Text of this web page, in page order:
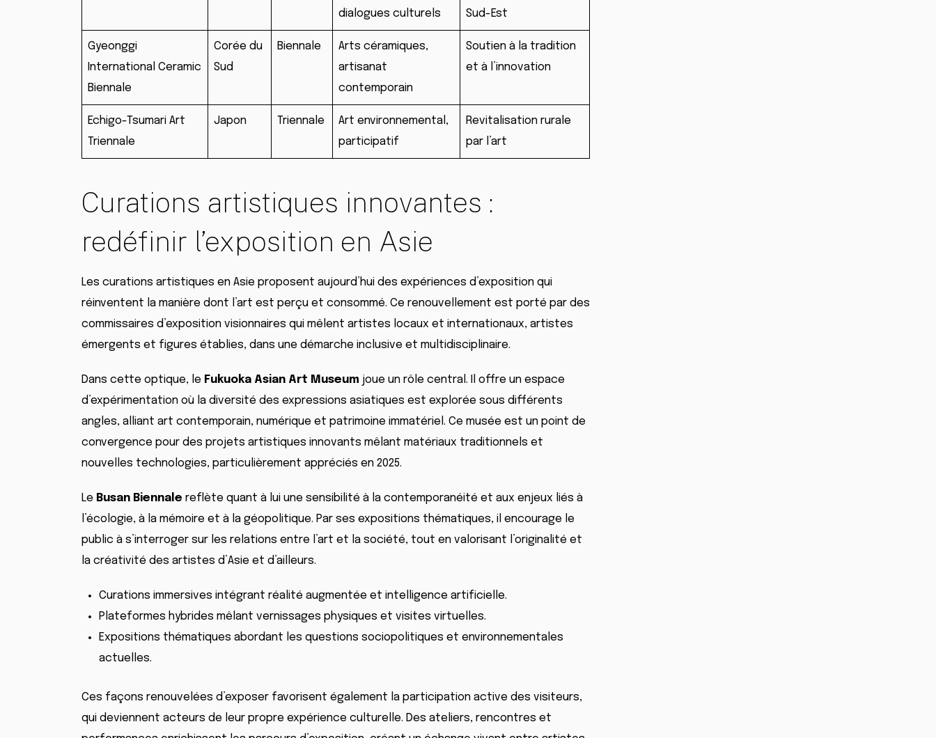
dialogues culturels
Sud-Est
Gyeonggi
International Ceramic
Biennale
Corée du
Sud
Biennale
Arts céramiques,
artisanat
contemporain
Soutien à la tradition
et à l’innovation
Echigo-Tsumari Art
Triennale
Japon Triennale
Art environnemental,
participatif
Revitalisation rurale
par l’art
Curations artistiques innovantes :
redéfinir l’exposition en Asie
Les curations artistiques en Asie proposent aujourd’hui des expériences d’exposition qui
réinventent la manière dont l’art est perçu et consommé. Ce renouvellement est porté par des
commissaires d’exposition visionnaires qui mêlent artistes locaux et internationaux, artistes
émergents et figures établies, dans une démarche inclusive et multidisciplinaire.
Dans cette optique, le Fukuoka Asian Art Museum joue un rôle central. Il offre un espace
d’expérimentation où la diversité des expressions asiatiques est explorée sous différents
angles, alliant art contemporain, numérique et patrimoine immatériel. Ce musée est un point de
convergence pour des projets artistiques innovants mêlant matériaux traditionnels et
nouvelles technologies, particulièrement appréciés en 2025.
Le Busan Biennale reflète quant à lui une sensibilité à la contemporanéité et aux enjeux liés à
l’écologie, à la mémoire et à la géopolitique. Par ses expositions thématiques, il encourage le
public à s’interroger sur les relations entre l’art et la société, tout en valorisant l’originalité et
la créativité des artistes d’Asie et d’ailleurs.
Curations immersives intégrant réalité augmentée et intelligence artificielle.
Plateformes hybrides mêlant vernissages physiques et visites virtuelles.
Expositions thématiques abordant les questions sociopolitiques et environnementales
actuelles.
Ces façons renouvelées d’exposer favorisent également la participation active des visiteurs,
qui deviennent acteurs de leur propre expérience culturelle. Des ateliers, rencontres et